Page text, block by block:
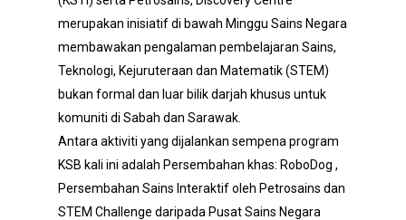
merupakan inisiatif di bawah Minggu Sains Negara
membawakan pengalaman pembelajaran Sains,
Teknologi, Kejuruteraan dan Matematik (STEM)
bukan formal dan luar bilik darjah khusus untuk
komuniti di Sabah dan Sarawak.
Antara aktiviti yang dijalankan sempena program
KSB kali ini adalah Persembahan khas: RoboDog ,
Persembahan Sains Interaktif oleh Petrosains dan
STEM Challenge daripada Pusat Sains Negara